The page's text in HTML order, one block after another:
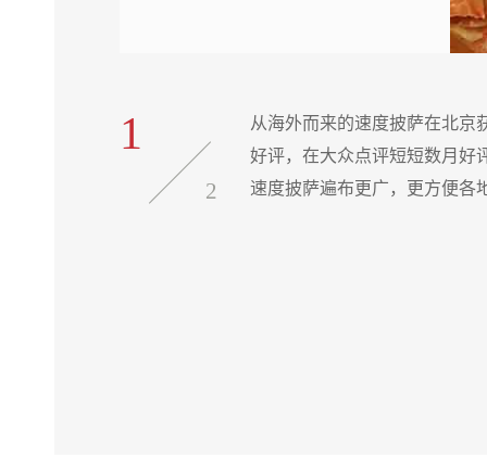
1
2
从海外而来的速度披萨在北京
好评，在大众点评短短数月好
速度披萨遍布更广，更方便各